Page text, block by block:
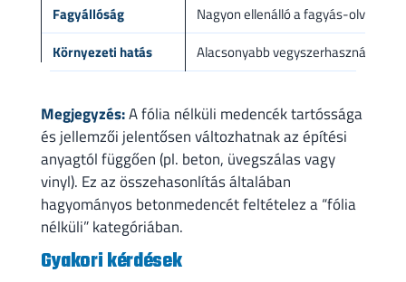
Fagyállóság
Nagyon ellenálló a fagyás-olvadás
Környezeti hatás
Alacsonyabb vegyszerhasználat,
Megjegyzés:A fólia nélküli medencék tartóssága
és jellemzői jelentősen változhatnak az építési
anyagtól függően (pl. beton, üvegszálas vagy
vinyl). Ez az összehasonlítás általában
hagyományos betonmedencét feltételez a “fólia
nélküli” kategóriában.
Gyakori kérdések